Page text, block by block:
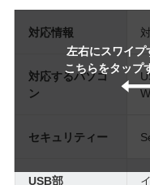
左右にスワイプ
こちらをタップ
対応情報
対応するパソコ
ン
セキュリティー
USB部